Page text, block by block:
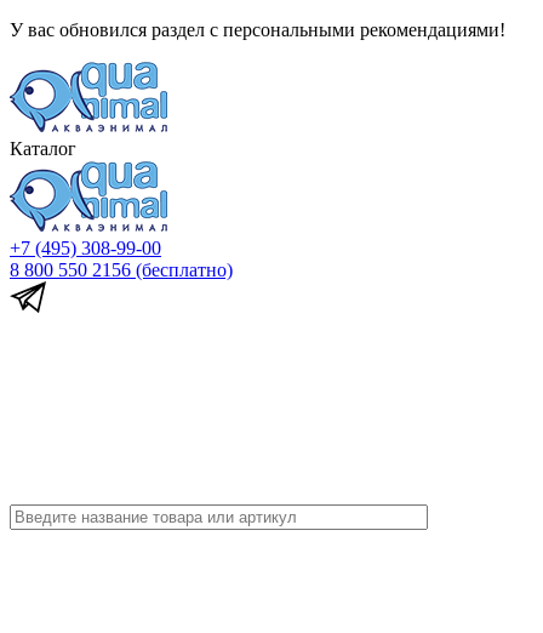
У вас обновился раздел с персональными рекомендациями!
Каталог
+7 (495) 308-99-00
8 800 550 2156 (бесплатно)